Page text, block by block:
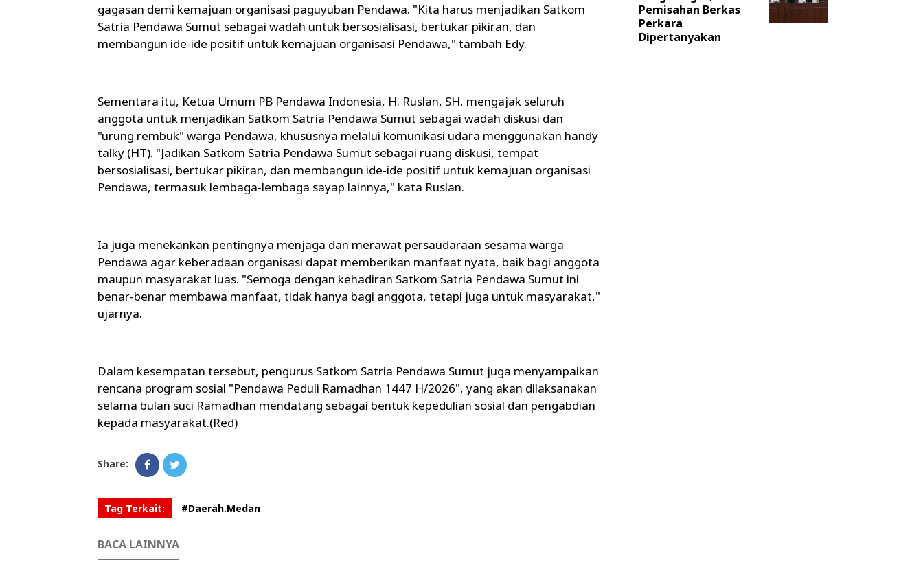
gagasan demi kemajuan organisasi paguyuban Pendawa. "Kita harus menjadikan Satkom
Satria Pendawa Sumut sebagai wadah untuk bersosialisasi, bertukar pikiran, dan
membangun ide-ide positif untuk kemajuan organisasi Pendawa," tambah Edy.
Sementara itu, Ketua Umum PB Pendawa Indonesia, H. Ruslan, SH, mengajak seluruh
anggota untuk menjadikan Satkom Satria Pendawa Sumut sebagai wadah diskusi dan
"urung rembuk" warga Pendawa, khususnya melalui komunikasi udara menggunakan handy
talky (HT). "Jadikan Satkom Satria Pendawa Sumut sebagai ruang diskusi, tempat
bersosialisasi, bertukar pikiran, dan membangun ide-ide positif untuk kemajuan organisasi
Pendawa, termasuk lembaga-lembaga sayap lainnya," kata Ruslan.
Ia juga menekankan pentingnya menjaga dan merawat persaudaraan sesama warga
Pendawa agar keberadaan organisasi dapat memberikan manfaat nyata, baik bagi anggota
maupun masyarakat luas. "Semoga dengan kehadiran Satkom Satria Pendawa Sumut ini
benar-benar membawa manfaat, tidak hanya bagi anggota, tetapi juga untuk masyarakat,"
ujarnya.
Dalam kesempatan tersebut, pengurus Satkom Satria Pendawa Sumut juga menyampaikan
rencana program sosial "Pendawa Peduli Ramadhan 1447 H/2026", yang akan dilaksanakan
selama bulan suci Ramadhan mendatang sebagai bentuk kepedulian sosial dan pengabdian
kepada masyarakat.(Red)
Share:
Tag Terkait: #Daerah.Medan
BACA LAINNYA
Pemisahan Berkas
Perkara
Dipertanyakan